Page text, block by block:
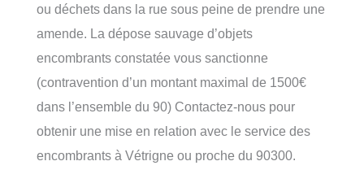
ou déchets dans la rue sous peine de prendre une
amende. La dépose sauvage d’objets
encombrants constatée vous sanctionne
(contravention d’un montant maximal de 1500€
dans l’ensemble du 90) Contactez-nous pour
obtenir une mise en relation avec le service des
encombrants à Vétrigne ou proche du 90300.